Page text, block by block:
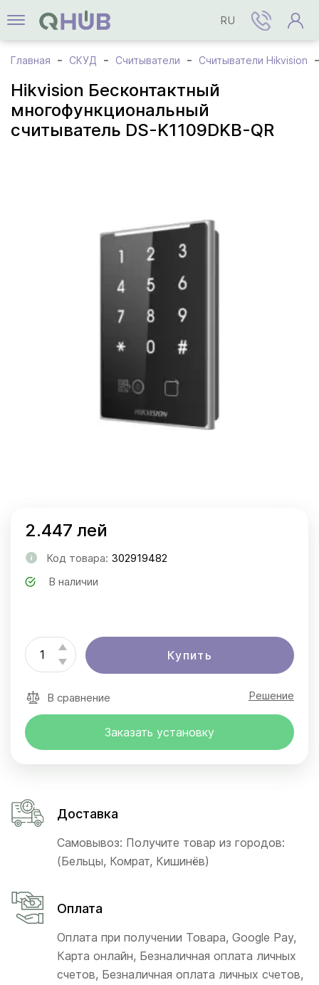
RU
Главная СКУД Считыватели Считыватели Hikvision
Hikvision Бесконтактный
многофункциональный
считыватель DS-K1109DKB-QR
2.447 лей
Код товара: 302919482
В наличии
Купить
В сравнение Решение
Заказать установку
Доставка
Самовывоз: Получите товар из городов:
(Бельцы, Комрат, Кишинёв)
Оплата
Оплата при получении Товара, Google Pay,
Карта онлайн, Безналичная оплата личных
счетов, Безналичная оплата личных счетов,